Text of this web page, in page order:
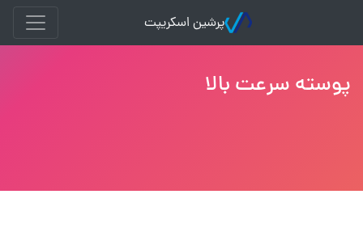
پرشین اسکریپت
پوسته سرعت بالا